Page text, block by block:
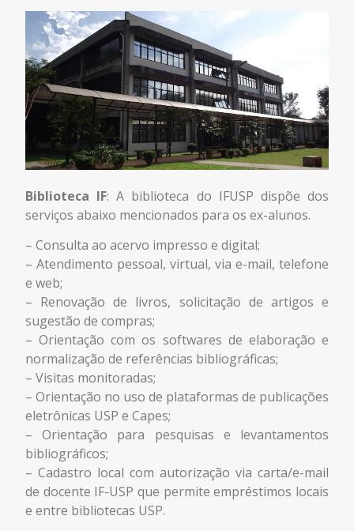
Biblioteca IF: A biblioteca do IFUSP dispõe dos
serviços abaixo mencionados para os ex-alunos.
– Consulta ao acervo impresso e digital;
– Atendimento pessoal, virtual, via e-mail, telefone
e web;
– Renovação de livros, solicitação de artigos e
sugestão de compras;
– Orientação com os softwares de elaboração e
normalização de referências bibliográficas;
– Visitas monitoradas;
– Orientação no uso de plataformas de publicações
eletrônicas USP e Capes;
– Orientação para pesquisas e levantamentos
bibliográficos;
– Cadastro local com autorização via carta/e-mail
de docente IF-USP que permite empréstimos locais
e entre bibliotecas USP.